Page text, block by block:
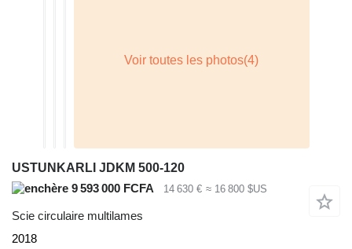
USTUNKARLI JDKM 500-120
9 593 000 FCFA
14 630 € ≈ 16 800 $US
Scie circulaire multilames
2018